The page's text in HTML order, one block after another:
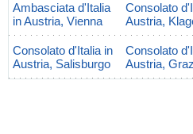
Ambasciata d'Italia
in Austria, Vienna
Consolato
Austria,
Consolato d'Italia in
Austria, Salisburgo
Consolato
Austria, Graz